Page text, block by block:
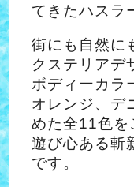
てきたハスラ
街にも自然に
クステリアデ
ボディーカラ
オレンジ、デ
めた全11色を
遊び心ある斬
です。